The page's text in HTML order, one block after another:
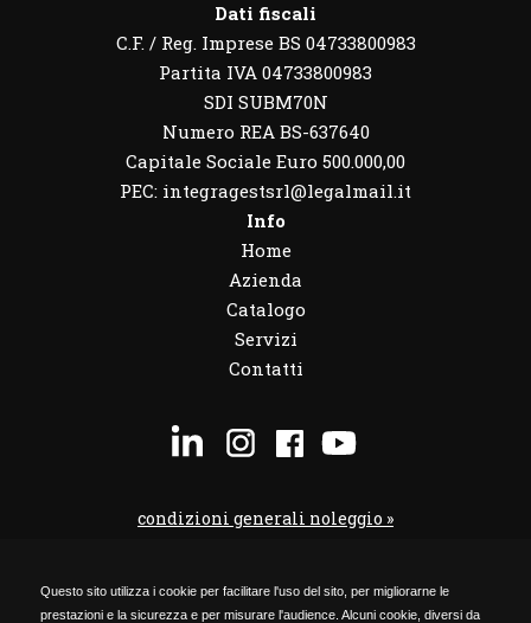
Questo sito utilizza i cookie per facilitare l'uso del sito, per migliorarne le
prestazioni e la sicurezza e per misurare l'audience. Alcuni cookie, diversi da
Dati fiscali
C.F. / Reg. Imprese BS 04733800983
Partita IVA 04733800983
SDI SUBM70N
Numero REA BS-637640
Capitale Sociale Euro 500.000,00
PEC: integragestsrl@legalmail.it
Info
Home
Azienda
Catalogo
Servizi
Contatti
condizioni generali noleggio »
codice etico »